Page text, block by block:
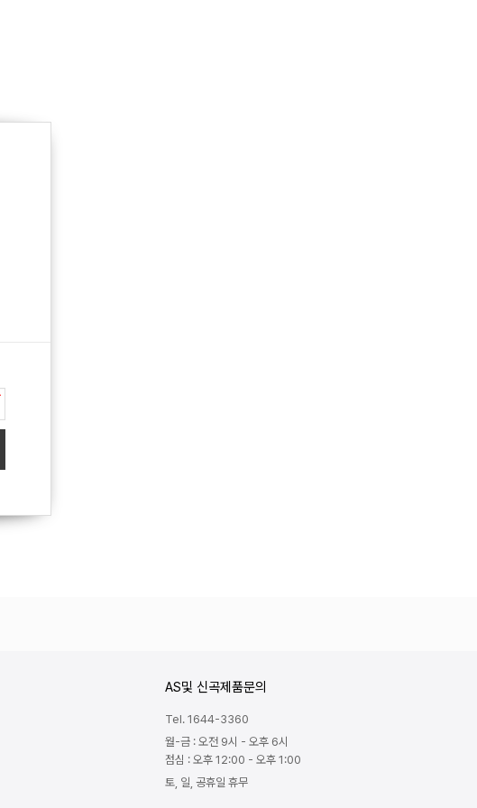
AS및 신곡제품문의
Tel. 1644-3360
월-금 : 오전 9시 - 오후 6시
점심 : 오후 12:00 - 오후 1:00
토, 일, 공휴일 휴무